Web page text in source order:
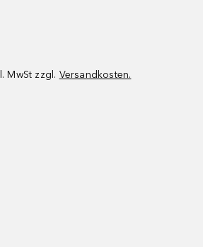
MwSt zzgl. Versandkosten.